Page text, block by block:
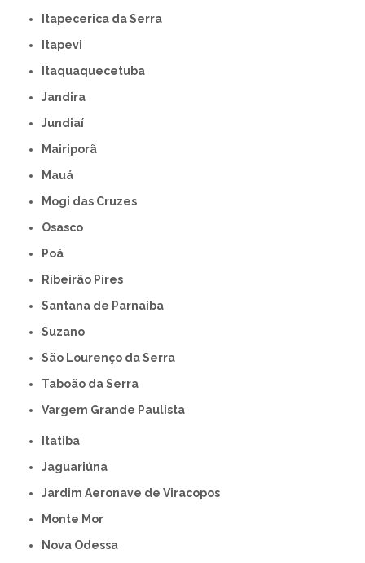
Itapecerica da Serra
Itapevi
Itaquaquecetuba
Jandira
Jundiaí
Mairiporã
Mauá
Mogi das Cruzes
Osasco
Poá
Ribeirão Pires
Santana de Parnaíba
Suzano
São Lourenço da Serra
Taboão da Serra
Vargem Grande Paulista
Itatiba
Jaguariúna
Jardim Aeronave de Viracopos
Monte Mor
Nova Odessa